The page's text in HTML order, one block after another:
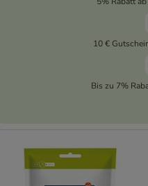
10 €
Bis zu 7%